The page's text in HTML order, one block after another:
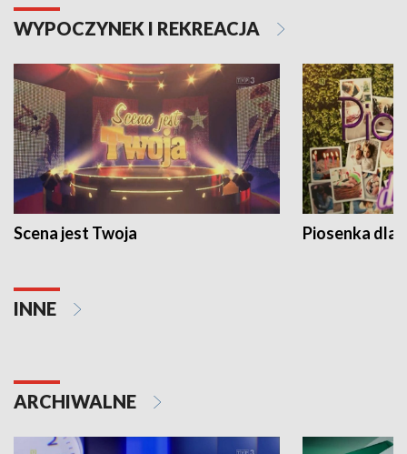
WYPOCZYNEK I REKREACJA
Scena jest Twoja Piosenka dla
INNE
ARCHIWALNE